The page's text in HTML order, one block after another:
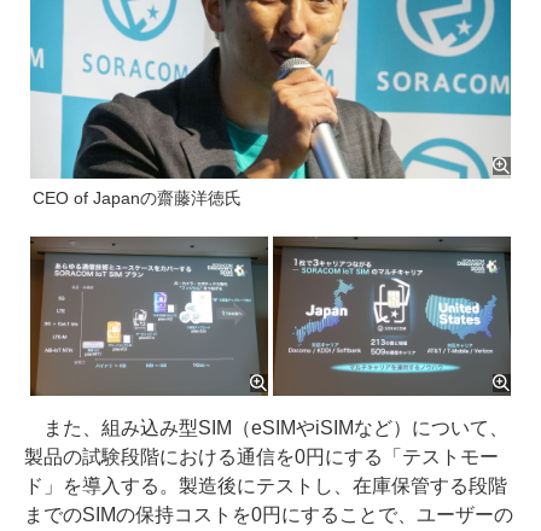
CEO of Japanの齋藤洋徳氏
また、組み込み型SIM（eSIMやiSIMなど）について、
製品の試験段階における通信を0円にする「テストモー
ド」を導入する。製造後にテストし、在庫保管する段階
までのSIMの保持コストを0円にすることで、ユーザーの